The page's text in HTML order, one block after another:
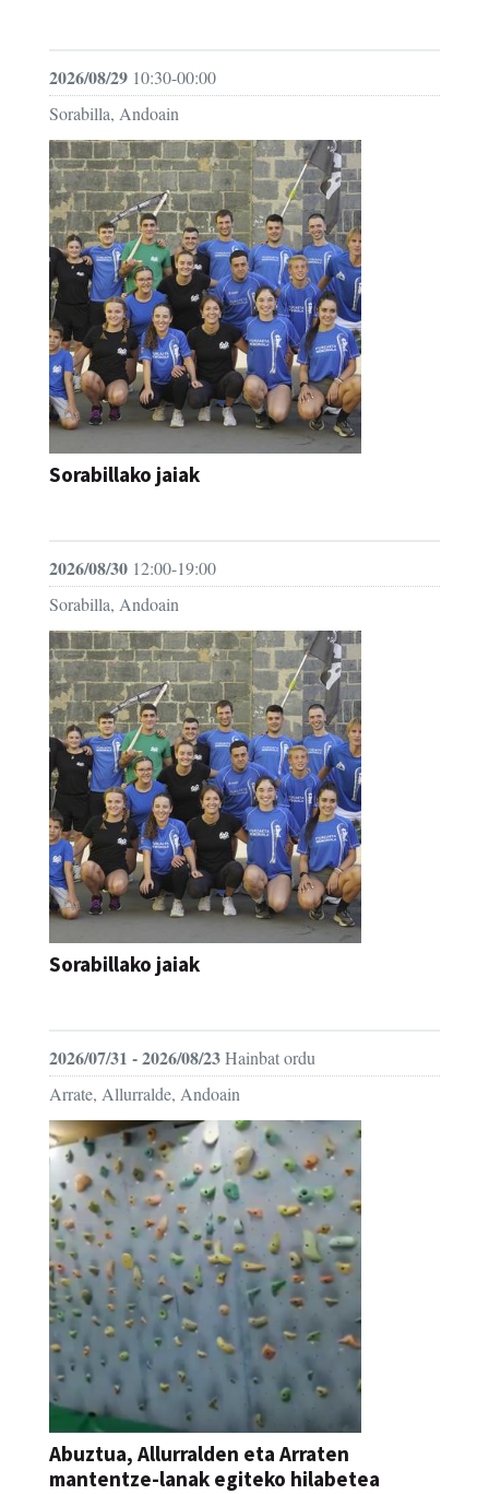
2026/08/29 10:30-00:00
Sorabilla, Andoain
Sorabillako jaiak
2026/08/30 12:00-19:00
Sorabilla, Andoain
Sorabillako jaiak
2026/07/31 - 2026/08/23Hainbat ordu
Arrate, Allurralde, Andoain
Abuztua, Allurralden eta Arraten
mantentze-lanak egiteko hilabetea